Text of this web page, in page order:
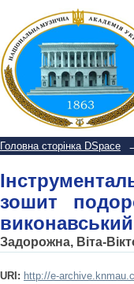
Людмили
Головна сторінка DSpace
зошит
Задорожна, Віта-
URI: http://e-